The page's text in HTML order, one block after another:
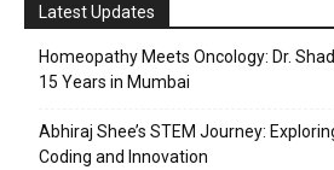
Latest Updates
Homeopathy Meets Oncology: Dr.
15 Years in Mumbai
Abhiraj Shee’s STEM Journey:
Coding and Innovation